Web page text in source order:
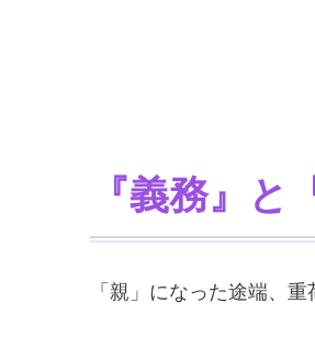
『義務』
「親」になった途端、